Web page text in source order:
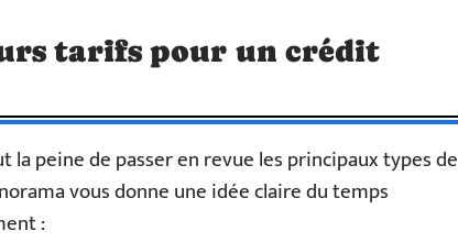
tarifs pour un crédit
la peine de passer en revue les principaux types de
vous donne une idée claire du temps
: